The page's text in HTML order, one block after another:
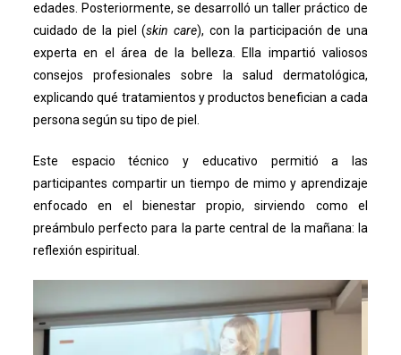
edades. Posteriormente, se desarrolló un taller práctico de
cuidado de la piel (skin care), con la participación de una
experta en el área de la belleza. Ella impartió valiosos
consejos profesionales sobre la salud dermatológica,
explicando qué tratamientos y productos benefician a cada
persona según su tipo de piel.
Este espacio técnico y educativo permitió a las
participantes compartir un tiempo de mimo y aprendizaje
enfocado en el bienestar propio, sirviendo como el
preámbulo perfecto para la parte central de la mañana: la
reflexión espiritual.